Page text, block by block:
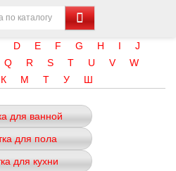
D E F G H I
J
Q R S T U V
W
К М Т У Ш
для ванной
для пола
для кухни